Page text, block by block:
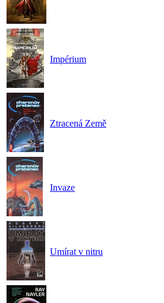
Impérium
Ztracená Země
Invaze
Umírat v nitru